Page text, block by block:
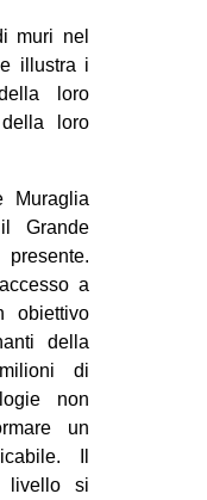
muri nel
illustra i
loro
loro
Muraglia
Grande
a
obiettivo
della
di
non
un
Il
livello si